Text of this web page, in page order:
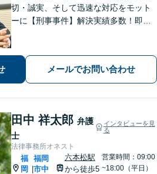
切・誠実、そして迅速な対応をモット
ーに【刑事事件】解決実績多数！即時
選択肢と法的権利を明確にし、納得の
いく決断ができるよう支援いたします
メールでお問い合わせ
田中 祥太郎 弁護
士
インタビューを見
る
法律事務所オネスト
福
岡
福岡
市中
六本松駅
から徒歩5
営業時間：09:00
~18:00（平日）